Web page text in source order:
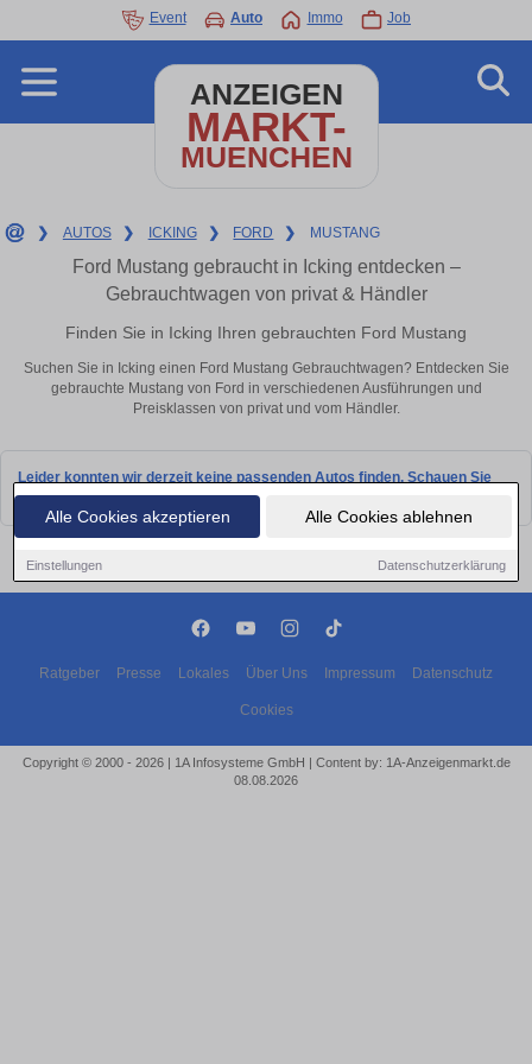
Alle Cookies akzeptieren Alle Cookies ablehnen
Einstellungen Datenschutzerklärung
Event Auto Immo Job
ANZEIGEN
MARKT-
MUENCHEN
❯ AUTOS ❯ ICKING ❯ FORD ❯ MUSTANG
Ford Mustang gebraucht in Icking entdecken –
Gebrauchtwagen von privat & Händler
Finden Sie in Icking Ihren gebrauchten Ford Mustang
Suchen Sie in Icking einen Ford Mustang Gebrauchtwagen? Entdecken Sie
gebrauchte Mustang von Ford in verschiedenen Ausführungen und
Preisklassen von privat und vom Händler.
Leider konnten wir derzeit keine passenden Autos finden. Schauen Sie
bald wieder vorbei!
Ratgeber Presse Lokales Über Uns Impressum Datenschutz
Cookies
Copyright © 2000 - 2026 | 1A Infosysteme GmbH | Content by: 1A-Anzeigenmarkt.de
08.08.2026